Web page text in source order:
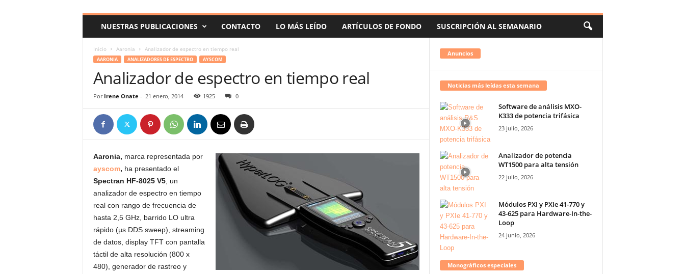
o
NUESTRAS PUBLICACIONES CONTACTO LO MÁS LEÍDO ARTÍCULOS DE FONDO SUSCRIPCIÓN AL SEMANARIO
Inicio Aaronia Analizador de espectro en tiempo real
AARONIA ANALIZADORES DE ESPECTRO AYSCOM
Analizador de espectro en tiempo real
Por Irene Onate - 21 enero, 2014 1925 0
Aaronia, marca representada por
ayscom, ha presentado el
Spectran HF-8025 V5, un
analizador de espectro en tiempo
real con rango de frecuencia de
hasta 2,5 GHz, barrido LO ultra
rápido (µs DDS sweep), streaming
de datos, display TFT con pantalla
táctil de alta resolución (800 x
480), generador de rastreo y
Anuncios
Noticias más leídas esta semana
Software de análisis MXO-
K333 de potencia trifásica
23 julio, 2026
Analizador de potencia
WT1500 para alta tensión
22 julio, 2026
Módulos PXI y PXIe 41-770 y
43-625 para Hardware-In-the-
Loop
24 junio, 2026
Monográficos especiales